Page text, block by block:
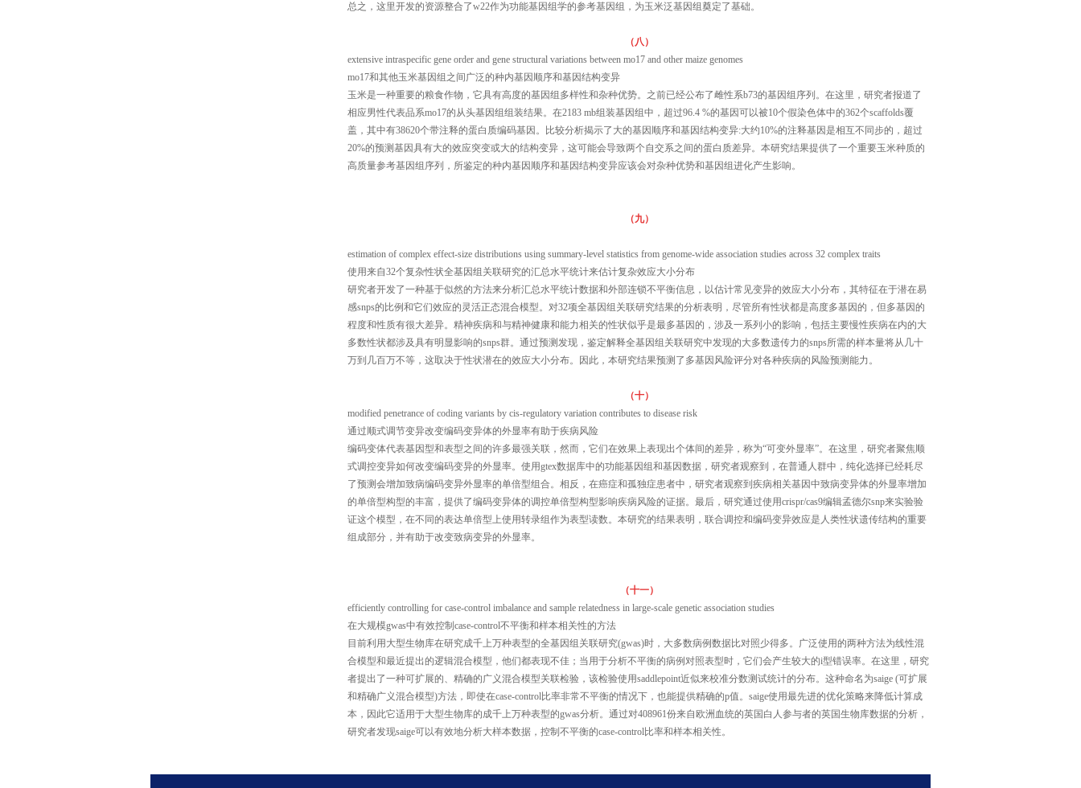
总之，这里开发的资源整合了w22作为功能基因组学的参考基因组，为玉米泛基因组奠定了基础。
（八）
extensive intraspecific gene order and gene structural variations between mo17 and other maize genomes
mo17和其他玉米基因组之间广泛的种内基因顺序和基因结构变异
玉米是一种重要的粮食作物，它具有高度的基因组多样性和杂种优势。之前已经公布了雌性系b73的基因组序列。在这里，研究者报道了
相应男性代表品系mo17的从头基因组组装结果。在2183 mb组装基因组中，超过96.4 %的基因可以被10个假染色体中的362个scaffolds覆
盖，其中有38620个带注释的蛋白质编码基因。比较分析揭示了大的基因顺序和基因结构变异:大约10%的注释基因是相互不同步的，超过
20%的预测基因具有大的效应突变或大的结构变异，这可能会导致两个自交系之间的蛋白质差异。本研究结果提供了一个重要玉米种质的
高质量参考基因组序列，所鉴定的种内基因顺序和基因结构变异应该会对杂种优势和基因组进化产生影响。
（九）
estimation of complex effect-size distributions using summary-level statistics from genome-wide association studies across 32 complex traits
使用来自32个复杂性状全基因组关联研究的汇总水平统计来估计复杂效应大小分布
研究者开发了一种基于似然的方法来分析汇总水平统计数据和外部连锁不平衡信息，以估计常见变异的效应大小分布，其特征在于潜在易
感snps的比例和它们效应的灵活正态混合模型。对32项全基因组关联研究结果的分析表明，尽管所有性状都是高度多基因的，但多基因的
程度和性质有很大差异。精神疾病和与精神健康和能力相关的性状似乎是最多基因的，涉及一系列小的影响，包括主要慢性疾病在内的大
多数性状都涉及具有明显影响的snps群。通过预测发现，鉴定解释全基因组关联研究中发现的大多数遗传力的snps所需的样本量将从几十
万到几百万不等，这取决于性状潜在的效应大小分布。因此，本研究结果预测了多基因风险评分对各种疾病的风险预测能力。
（十）
modified penetrance of coding variants by cis-regulatory variation contributes to disease risk
通过顺式调节变异改变编码变异体的外显率有助于疾病风险
编码变体代表基因型和表型之间的许多最强关联，然而，它们在效果上表现出个体间的差异，称为“可变外显率”。在这里，研究者聚焦顺
式调控变异如何改变编码变异的外显率。使用gtex数据库中的功能基因组和基因数据，研究者观察到，在普通人群中，纯化选择已经耗尽
了预测会增加致病编码变异外显率的单倍型组合。相反，在癌症和孤独症患者中，研究者观察到疾病相关基因中致病变异体的外显率增加
的单倍型构型的丰富，提供了编码变异体的调控单倍型构型影响疾病风险的证据。最后，研究通过使用crispr/cas9编辑孟德尔snp来实验验
证这个模型，在不同的表达单倍型上使用转录组作为表型读数。本研究的结果表明，联合调控和编码变异效应是人类性状遗传结构的重要
组成部分，并有助于改变致病变异的外显率。
（十一）
efficiently controlling for case-control imbalance and sample relatedness in large-scale genetic association studies
在大规模gwas中有效控制case-control不平衡和样本相关性的方法
目前利用大型生物库在研究成千上万种表型的全基因组关联研究(gwas)时，大多数病例数据比对照少得多。广泛使用的两种方法为线性混
合模型和最近提出的逻辑混合模型，他们都表现不佳；当用于分析不平衡的病例对照表型时，它们会产生较大的i型错误率。在这里，研究
者提出了一种可扩展的、精确的广义混合模型关联检验，该检验使用saddlepoint近似来校准分数测试统计的分布。这种命名为saige (可扩展
和精确广义混合模型)方法，即使在case-control比率非常不平衡的情况下，也能提供精确的p值。saige使用最先进的优化策略来降低计算成
本，因此它适用于大型生物库的成千上万种表型的gwas分析。通过对408961份来自欧洲血统的英国白人参与者的英国生物库数据的分析，
研究者发现saige可以有效地分析大样本数据，控制不平衡的case-control比率和样本相关性。